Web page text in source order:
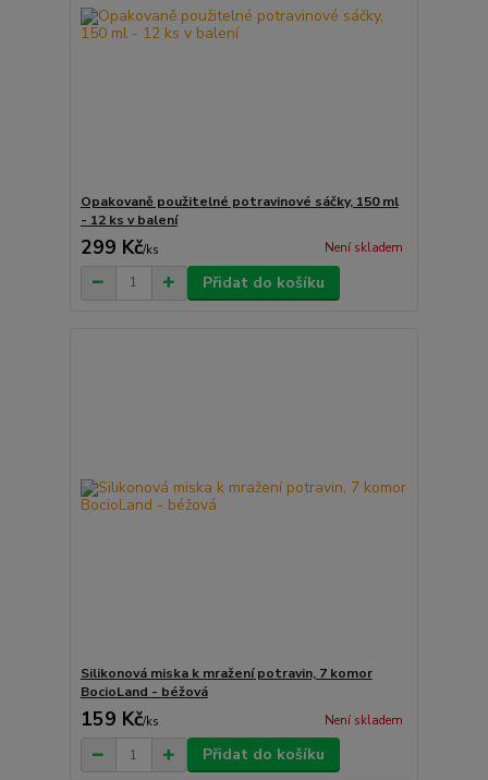
Opakovaně použitelné potravinové sáčky, 150 ml
- 12 ks v balení
299 Kč/ks Není skladem
Přidat do košíku
Silikonová miska k mražení potravin, 7 komor
BocioLand - béžová
159 Kč/ks Není skladem
Přidat do košíku